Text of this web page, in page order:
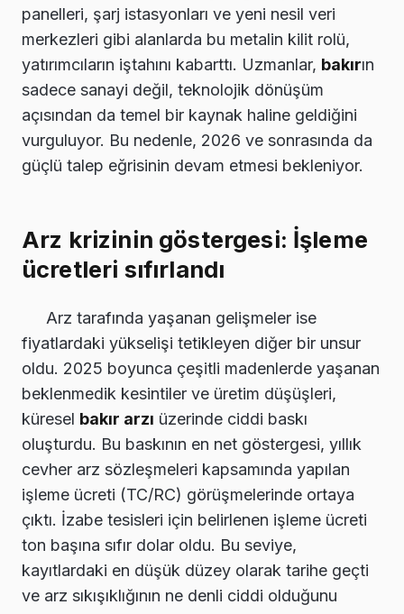
panelleri, şarj istasyonları ve yeni nesil veri
merkezleri gibi alanlarda bu metalin kilit rolü,
yatırımcıların iştahını kabarttı. Uzmanlar, bakırın
sadece sanayi değil, teknolojik dönüşüm
açısından da temel bir kaynak haline geldiğini
vurguluyor. Bu nedenle, 2026 ve sonrasında da
güçlü talep eğrisinin devam etmesi bekleniyor.
Arz krizinin göstergesi: İşleme
ücretleri sıfırlandı
Arz tarafında yaşanan gelişmeler ise
fiyatlardaki yükselişi tetikleyen diğer bir unsur
oldu. 2025 boyunca çeşitli madenlerde yaşanan
beklenmedik kesintiler ve üretim düşüşleri,
küresel bakır arzı üzerinde ciddi baskı
oluşturdu. Bu baskının en net göstergesi, yıllık
cevher arz sözleşmeleri kapsamında yapılan
işleme ücreti (TC/RC) görüşmelerinde ortaya
çıktı. İzabe tesisleri için belirlenen işleme ücreti
ton başına sıfır dolar oldu. Bu seviye,
kayıtlardaki en düşük düzey olarak tarihe geçti
ve arz sıkışıklığının ne denli ciddi olduğunu